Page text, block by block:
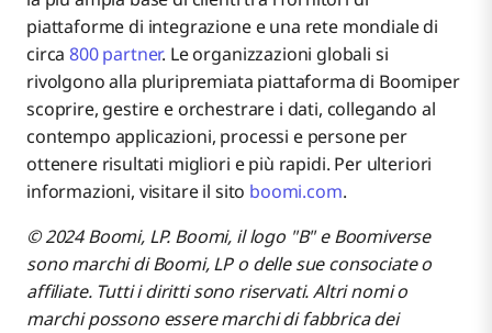
piattaforme di integrazione e una rete mondiale di
circa800 partner. Le organizzazioni globali si
rivolgono alla pluripremiata piattaforma di Boomiper
scoprire, gestire e orchestrare i dati, collegando al
contempo applicazioni, processi e persone per
ottenere risultati migliori e più rapidi. Per ulteriori
informazioni, visitare il sito boomi.com.
© 2024 Boomi, LP. Boomi, il logo "B" e Boomiverse
sono marchi di Boomi, LP o delle sue consociate o
affiliate. Tutti i diritti sono riservati. Altri nomi o
marchi possono essere marchi di fabbrica dei